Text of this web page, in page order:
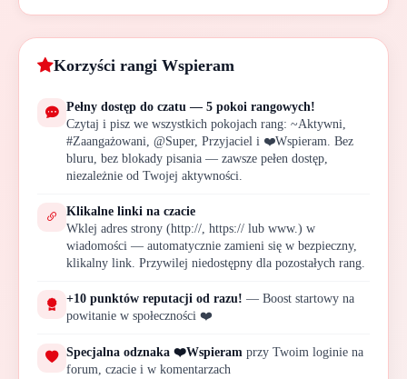
🐞
Korzyści rangi Wspieram
Pełny dostęp do czatu — 5 pokoi rangowych!
Czytaj i pisz we wszystkich pokojach rang: ~Aktywni,
#Zaangażowani, @Super, Przyjaciel i ❤️Wspieram. Bez
bluru, bez blokady pisania — zawsze pełen dostęp,
niezależnie od Twojej aktywności.
Klikalne linki na czacie
Wklej adres strony (http://, https:// lub www.) w
wiadomości — automatycznie zamieni się w bezpieczny,
klikalny link. Przywilej niedostępny dla pozostałych rang.
+10 punktów reputacji od razu! — Boost startowy na
powitanie w społeczności ❤️
Specjalna odznaka ❤️Wspieram przy Twoim loginie na
forum, czacie i w komentarzach